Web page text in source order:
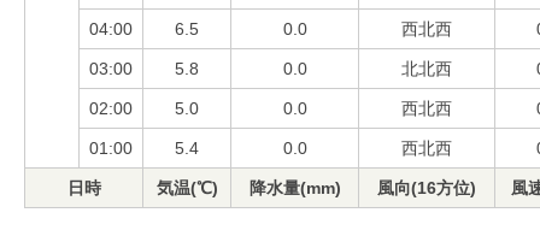
04:00 6.5 0.0 西北西
03:00 5.8 0.0 北北西
02:00 5.0 0.0 西北西
01:00 5.4 0.0 西北西
日時 気温(℃) 降水量(mm) 風向(16方位) 風